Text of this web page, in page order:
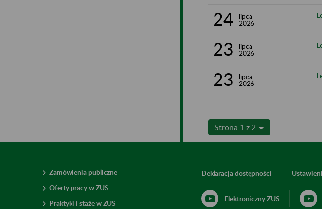
24
lipca
2026
23
lipca
2026
23
lipca
2026
Strona 1 z 2
Zamówienia publiczne
Oferty pracy w ZUS
Praktyki i staże w ZUS
Deklaracja dostępności
Elektroniczny ZUS